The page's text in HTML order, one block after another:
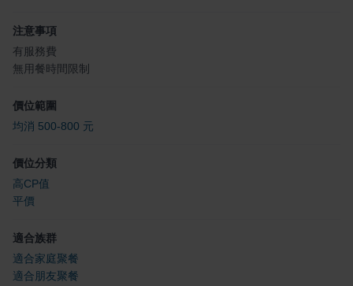
注意事項
有服務費
無用餐時間限制
價位範圍
均消 500-800 元
價位分類
高CP值
平價
適合族群
適合家庭聚餐
適合朋友聚餐